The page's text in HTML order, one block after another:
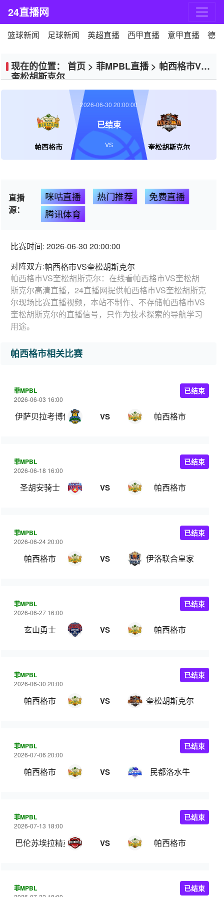
24直播网
篮球新闻 足球新闻 英超直播 西甲直播 意甲直播 德
现在的位置： 首页 > 菲MPBL直播> 帕西格市VS
奎松胡斯克尔
帕西格市 奎松胡斯克尔
2026-06-30 20:00:00
已结束
VS
直播
源：
咪咕直播 热门推荐
免费直播
腾讯体育
比赛时间: 2026-06-30 20:00:00
对阵双方:帕西格市VS奎松胡斯克尔
帕西格市VS奎松胡斯克尔：在线看帕西格市VS奎松胡
斯克尔高清直播，24直播网提供帕西格市VS奎松胡斯克
尔现场比赛直播视频，本站不制作、不存储帕西格市VS
奎松胡斯克尔的直播信号，只作为技术探索的导航学习
用途。
帕西格市相关比赛
菲MPBL
2026-06-03 16:00
伊萨贝拉考博伊斯 VS 帕西格市
已结束
菲MPBL
2026-06-18 16:00
圣胡安骑士 VS 帕西格市
已结束
菲MPBL
2026-06-24 20:00
帕西格市 VS 伊洛联合皇家
已结束
菲MPBL
2026-06-27 16:00
玄山勇士 VS 帕西格市
已结束
菲MPBL
2026-06-30 20:00
帕西格市 VS 奎松胡斯克尔
已结束
菲MPBL
2026-07-06 20:00
帕西格市 VS 民都洛水牛
已结束
菲MPBL
2026-07-13 18:00
巴伦苏埃拉精英 VS 帕西格市
已结束
菲MPBL 已结束